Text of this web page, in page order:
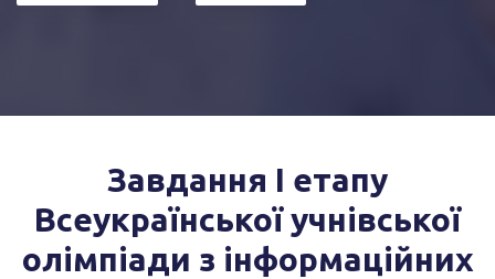
Завдання І етапу
Всеукраїнської учнівської
олімпіади з інформаційних